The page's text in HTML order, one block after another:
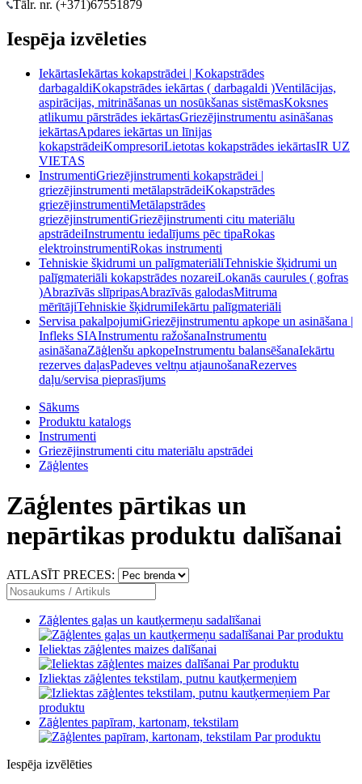
Tālr. nr. (+371)67551879
Iespēja izvēleties
IekārtasIekārtas kokapstrādei | Kokapstrādes
darbagaldiKokapstrādes iekārtas ( darbagaldi )Ventilācijas,
aspirācijas, mitrināšanas un nosūkšanas sistēmasKoksnes
atlikumu pārstrādes iekārtasGriezējinstrumentu asināšanas
iekārtasApdares iekārtas un līnijas
kokapstrādeiKompresoriLietotas kokapstrādes iekārtasIR UZ
VIETAS
InstrumentiGriezējinstrumenti kokapstrādei |
griezējinstrumenti metālapstrādeiKokapstrādes
griezējinstrumentiMetālapstrādes
griezējinstrumentiGriezējinstrumenti citu materiālu
apstrādeiInstrumentu iedalījums pēc tipaRokas
elektroinstrumentiRokas instrumenti
Tehniskie šķidrumi un palīgmateriāliTehniskie šķidrumi un
palīgmateriāli kokapstrādes nozareiLokanās caurules ( gofras
)Abrazīvās slīpripasAbrazīvās galodasMitruma
mērītājiTehniskie šķidrumiIekārtu palīgmateriāli
Servisa pakalpojumiGriezējinstrumentu apkope un asināšana |
Infleks SIAInstrumentu ražošanaInstrumentu
asināšanaZāģlenšu apkopeInstrumentu balansēšanaIekārtu
rezerves daļasPadeves veltņu atjaunošanaRezerves
daļu/servisa pieprasījums
Sākums
Produktu katalogs
Instrumenti
Griezējinstrumenti citu materiālu apstrādei
Zāģlentes
Zāģlentes pārtikas un
nepārtikas produktu dalīšanai
ATLASĪT PRECES:
Zāģlentes gaļas un kautķermeņu sadalīšanai
Par produktu
Ieliektas zāģlentes maizes dalīšanai
Par produktu
Izliektas zāģlentes tekstilam, putnu kautķermeņiem
Par
produktu
Zāģlentes papīram, kartonam, tekstilam
Par produktu
Iespēja izvēlēties